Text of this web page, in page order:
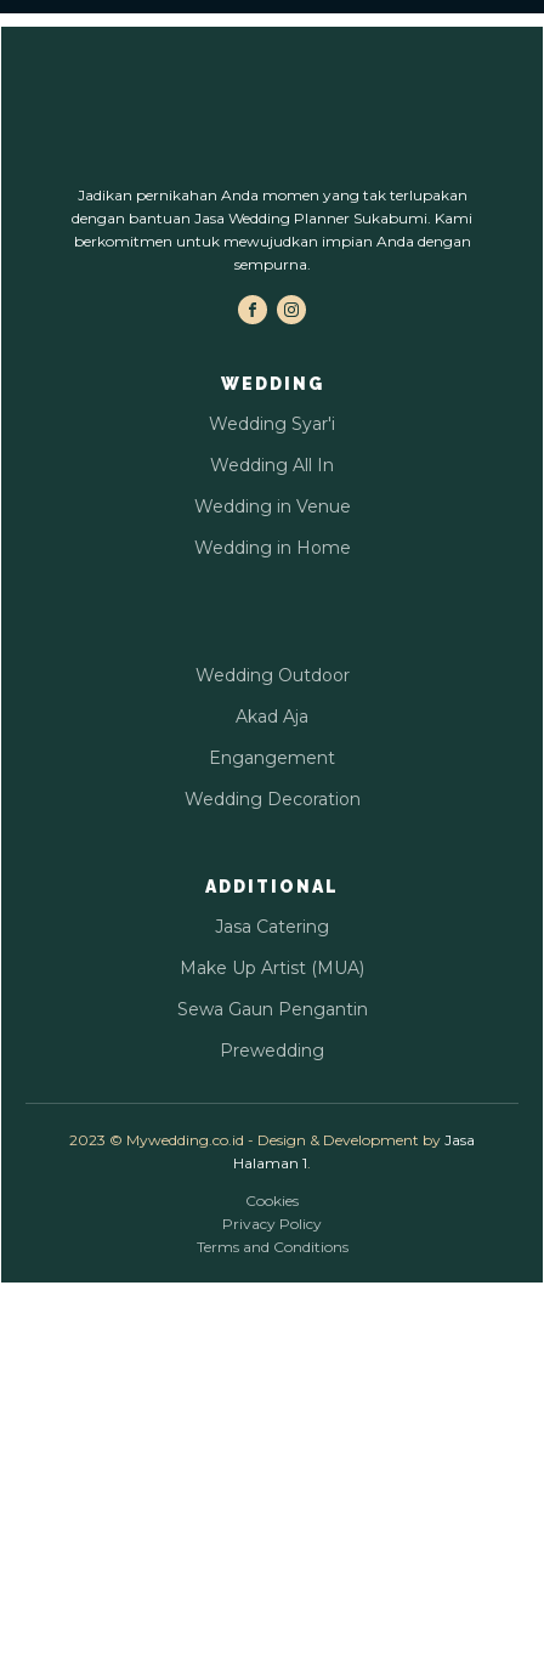
Jadikan pernikahan Anda momen yang tak terlupakan
dengan bantuan Jasa Wedding Planner Sukabumi. Kami
berkomitmen untuk mewujudkan impian Anda dengan
sempurna.
WEDDING
Wedding Syar'i
Wedding All In
Wedding in Venue
Wedding in Home
Wedding Outdoor
Akad Aja
Engangement
Wedding Decoration
ADDITIONAL
Jasa Catering
Make Up Artist (MUA)
Sewa Gaun Pengantin
Prewedding
2023 © Mywedding.co.id - Design & Development by Jasa
Halaman 1
Cookies
Privacy Policy
Terms and Conditions